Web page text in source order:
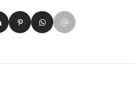
su Xsu LinkedIn
Condividi su Pinterest
Condividi su WhatsApp
Condividi su Email